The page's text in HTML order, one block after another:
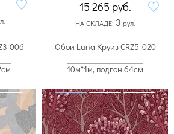
15 265 руб.
НА СКЛАДЕ: 3 рул.
006
Обои Luna Круиз CRZ5-020
10м*1м, подгон 64см